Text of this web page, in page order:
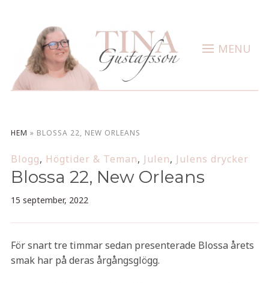
MENU
HEM » BLOSSA 22, NEW ORLEANS
Blogg, Högtider & Teman, Julen, Julens drycker
Blossa 22, New Orleans
15 september, 2022
För snart tre timmar sedan presenterade Blossa årets
smak har på deras årgångsglögg.